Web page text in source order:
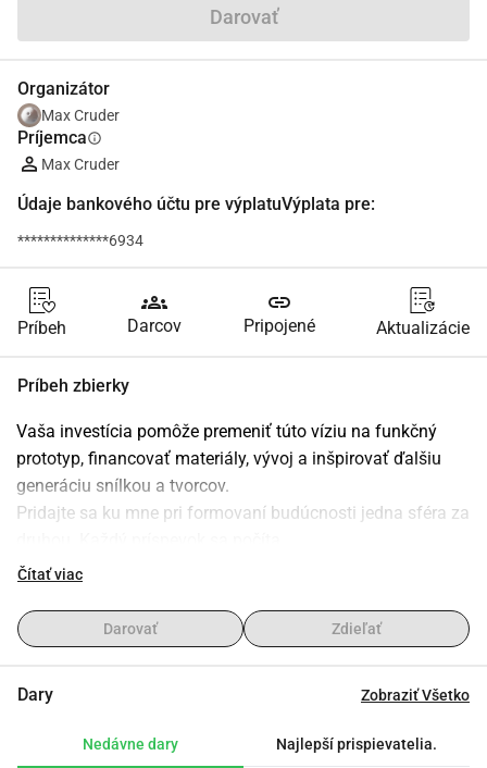
Darovať
Organizátor
Max Cruder
Príjemcainfo
Max Cruder
Údaje bankového účtu pre výplatuVýplata pre:
**************6934
Príbeh
groups
Darcov
link
Pripojené Aktualizácie
Príbeh zbierky
Vaša investícia pomôže premeniť túto víziu na funkčný
prototyp, financovať materiály, vývoj a inšpirovať ďalšiu
generáciu snílkou a tvorcov.
Pridajte sa ku mne pri formovaní budúcnosti jedna sféra za
Viac informácií o mne a histórii nájdete na
Za vašu podporu dostanete niečo späť:
príspevok patrí.
tak dlho, ako The Sphere existuje.
Čítať viac
Darovať Zdieľať
Dary Zobraziť Všetko
Nedávne dary Najlepší prispievatelia.